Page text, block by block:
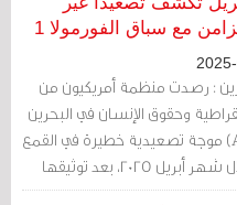
بمجزرة راح ضحيتها 5 شهداء واعتقال قرابة
مع سباق الفورمولا 1
: رصدت منظمة أمريكيون من
وحقوق الإنسان في البحرين
(ADHRB) موجة تصعيدية خطيرة في القمع
الأمني خلال شهر أبريل 2025، بعد توثيقها
اعتقال 22 شخصًا، بينهم نساء، على خلفيات